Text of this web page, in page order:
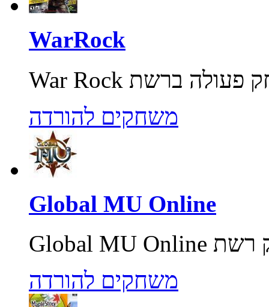
WarRock
משחקים להורדה
Global MU Online
משחקים להורדה